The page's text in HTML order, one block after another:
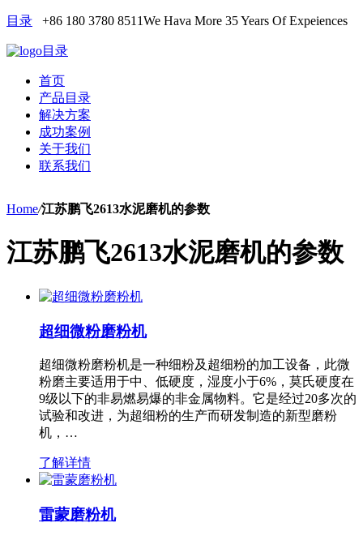
目录 +86 180 3780 8511We Hava More 35 Years Of Expeiences
目录
首页
产品目录
解决方案
成功案例
关于我们
联系我们
Home/江苏鹏飞2613水泥磨机的参数
江苏鹏飞2613水泥磨机的参数
超细微粉磨粉机
超细微粉磨粉机是一种细粉及超细粉的加工设备，此微
粉磨主要适用于中、低硬度，湿度小于6%，莫氏硬度在
9级以下的非易燃易爆的非金属物料。它是经过20多次的
试验和改进，为超细粉的生产而研发制造的新型磨粉
机，…
了解详情
雷蒙磨粉机